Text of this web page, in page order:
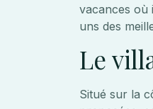
vacances où
uns des
Le
Situé sur la